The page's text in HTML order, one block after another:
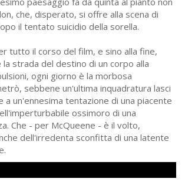
che, disperato, si offre alla scena di
il tentato suicidio della sorella.
tutto il corso del film, e sino alla fine,
la strada del destino di un corpo alla
ogni giorno è la morbosa
sebbene un'ultima inquadratura lasci
a un'ennesima tentazione di una piacente
ossimoro di una
Che - per McQueene - è il volto,
dell'irredenta sconfitta di una latente